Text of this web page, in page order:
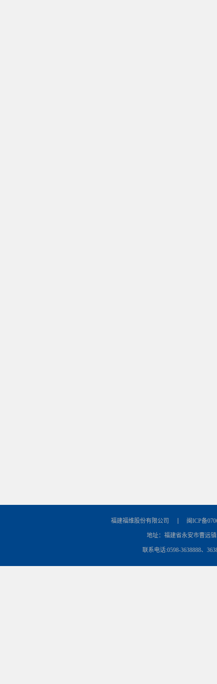
福建福维股份有限公司 闽ICP备
地址：福建省永安市曹远
联系电话:0598-3638888、